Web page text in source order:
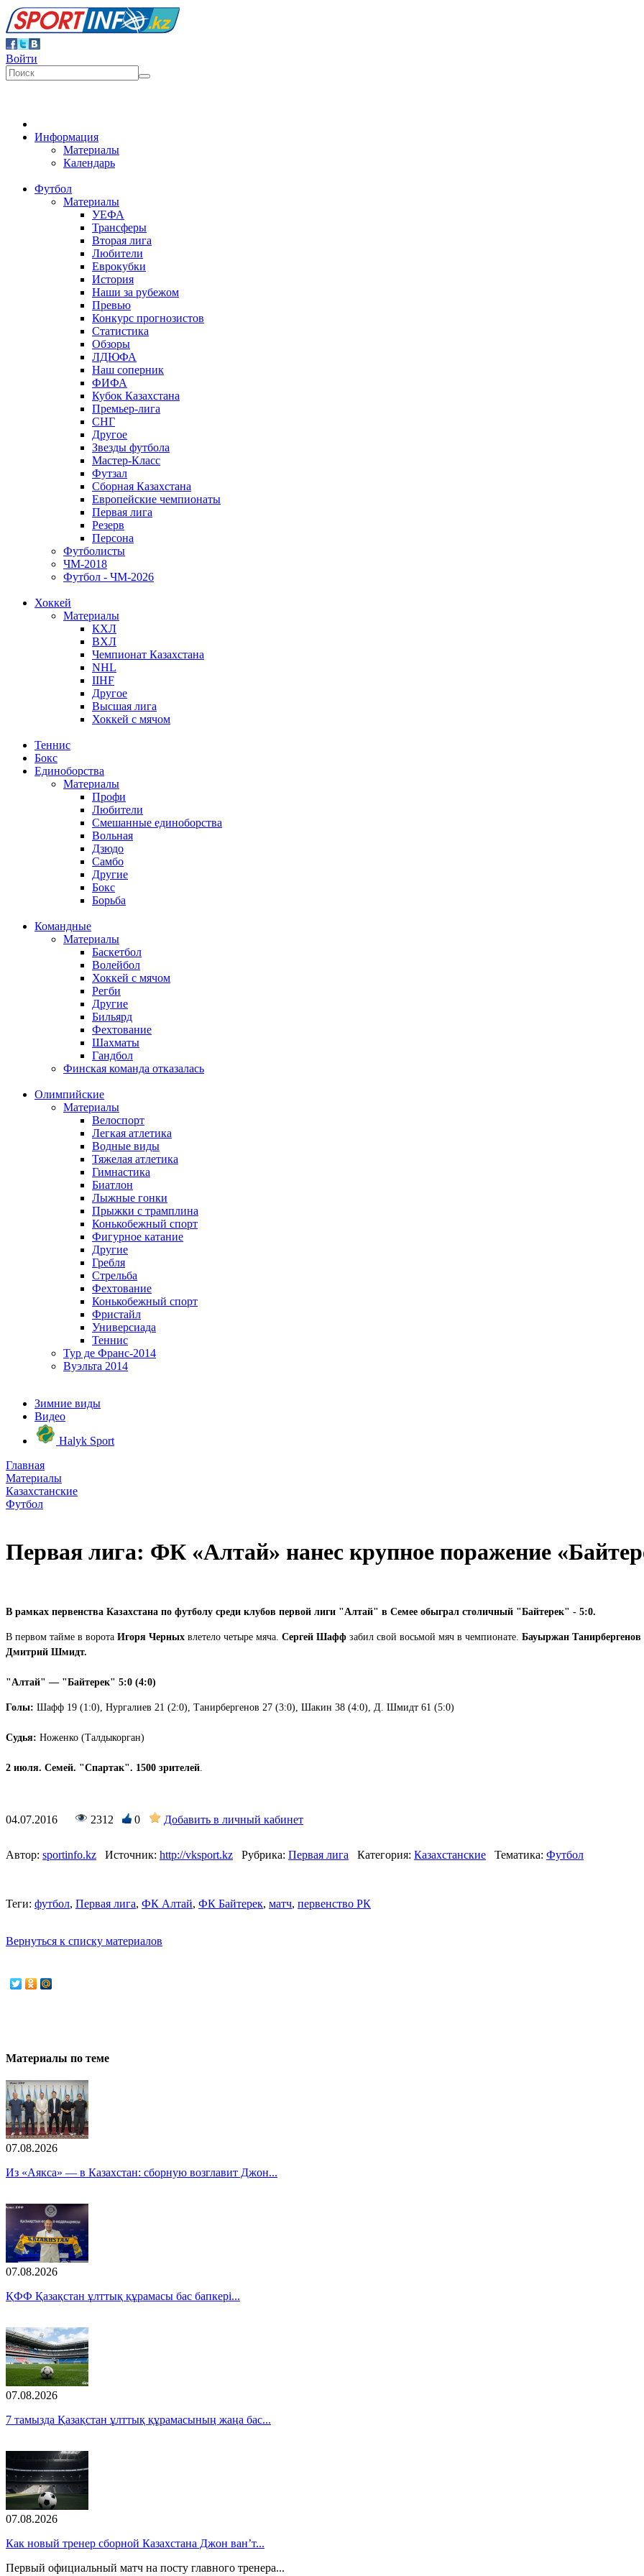
Войти
Информация
Материалы
Календарь
Футбол
Материалы
УЕФА
Трансферы
Вторая лига
Любители
Еврокубки
История
Наши за рубежом
Превью
Конкурс прогнозистов
Статистика
Обзоры
ЛДЮФА
Наш соперник
ФИФА
Кубок Казахстана
Премьер-лига
СНГ
Другое
Звезды футбола
Мастер-Класс
Футзал
Сборная Казахстана
Европейские чемпионаты
Первая лига
Резерв
Персона
Футболисты
ЧМ-2018
Футбол - ЧМ-2026
Хоккей
Материалы
КХЛ
ВХЛ
Чемпионат Казахстана
NHL
IIHF
Другое
Высшая лига
Хоккей с мячом
Теннис
Бокс
Единоборства
Материалы
Профи
Любители
Смешанные единоборства
Вольная
Дзюдо
Самбо
Другие
Бокс
Борьба
Командные
Материалы
Баскетбол
Волейбол
Хоккей с мячом
Регби
Другие
Бильярд
Фехтование
Шахматы
Гандбол
Финская команда отказалась
Олимпийские
Материалы
Велоспорт
Легкая атлетика
Водные виды
Тяжелая атлетика
Гимнастика
Биатлон
Лыжные гонки
Прыжки с трамплина
Конькобежный спорт
Фигурное катание
Другие
Гребля
Стрельба
Фехтование
Конькобежный спорт
Фристайл
Универсиада
Теннис
Тур де Франс-2014
Вуэльта 2014
Зимние виды
Видео
Halyk Sport
Главная
Материалы
Казахстанские
Футбол
Первая лига: ФК «Алтай» нанес крупное поражение
В рамках первенства Казахстана по футболу среди клубов первой лиги "Алтай" в Семее обыграл столичный "Байтерек" - 5:0.
В первом тайме в ворота Игоря Черных влетело четыре мяча. Сергей Шафф забил свой восьмой мяч в чемпионате. Бауыржан Танирбергенов
Дмитрий Шмидт.
"Алтай" — "Байтерек" 5:0 (4:0)
Голы: Шафф 19 (1:0), Нургалиев 21 (2:0), Танирбергенов 27 (3:0), Шакин 38 (4:0), Д. Шмидт 61 (5:0)
Судья: Ноженко (Талдыкорган)
2 июля. Семей. "Спартак". 1500 зрителей
04.07.2016 2312 0 Добавить в личный кабинет
Автор: sportinfo.kz Источник: http://vksport.kz Рубрика: Первая лига Категория: Казахстанские Тематика: Футбол
Теги: футбол, Первая лига, ФК Алтай, ФК Байтерек, матч, первенство РК
Вернуться к списку материалов
Материалы по теме
07.08.2026
Из «Аякса» — в Казахстан: сборную возглавит Джон...
07.08.2026
ҚФФ Қазақстан ұлттық құрамасы бас бапкері...
07.08.2026
7 тамызда Қазақстан ұлттық құрамасының жаңа бас...
07.08.2026
Как новый тренер сборной Казахстана Джон ван’т...
Первый официальный матч на посту главного тренера...